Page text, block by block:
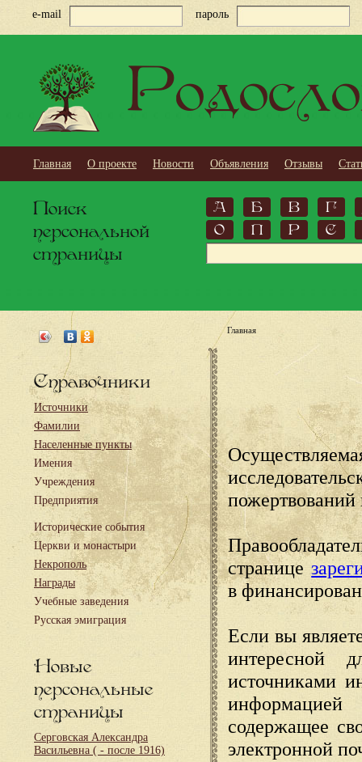
e-mail пароль
Главная О проекте Новости Объявления Отзывы
Поиск
персональной
страницы
А Б В
Г
О
П Р С
Справочники
Источники
Фамилии
Населенные пункты
Имения
Учреждения
Предприятия
Исторические события
Церкви и монастыри
Некрополь
Награды
Учебные заведения
Русская эмиграция
Новые
персональные
страницы
Серговская Александра
Васильевна ( - после 1916)
Главная
пожертвований
странице
в
Если вы
интересной
источниками
содержащее
электронной